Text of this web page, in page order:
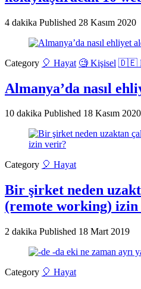
4 dakika Published 28 Kasım 2020
Category 🎈 Hayat 🧐 Kişisel 🇩🇪
Almanya’da nasıl
10 dakika Published 18 Kasım 2020
Category 🎈 Hayat
Bir şirket neden
(remote working)
2 dakika Published 18 Mart 2019
Category 🎈 Hayat